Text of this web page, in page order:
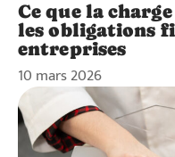
Ce que la
les obligations
entreprises
10 mars 2026